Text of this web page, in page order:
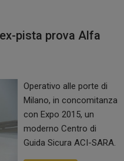
pista prova Alfa
Operativo alle porte di
Milano, in concomitanza
con Expo 2015, un
moderno Centro di
Guida Sicura ACI-SARA.